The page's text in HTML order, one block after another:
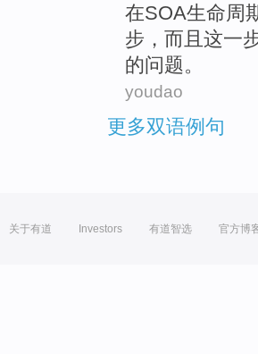
在SOA生命周
步 ， 而且 这一
的问题。
youdao
更多双语例句
关于有道 Investors 有道智选 官方博